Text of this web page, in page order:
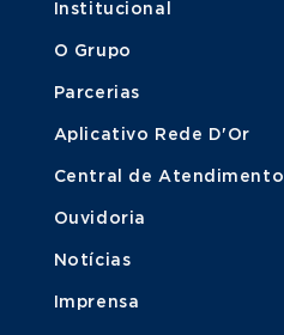
Institucional
O Grupo
Parcerias
Aplicativo Rede D'Or
Central de Atendimento
Ouvidoria
Notícias
Imprensa